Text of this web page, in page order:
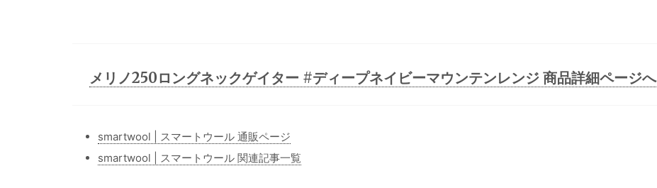
メリノ250ロングネックゲイター #ディープネイビーマウンテンレンジ 商品詳細ページへ
smartwool | スマートウール 通販ページ
smartwool | スマートウール 関連記事一覧